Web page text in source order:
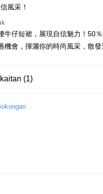
untuk OP Pay Later]
風采！
牛仔短裙，展現自信魅力！50
機會，揮灑你的時尚風采，散發
(1)